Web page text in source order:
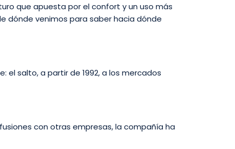
que apuesta por el confort y un uso más
dónde venimos para saber hacia dónde
el salto, a partir de 1992, a los mercados
con otras empresas, la compañía ha